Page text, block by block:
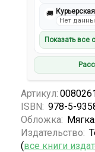
🚚
Нет
Показать все
Артикул:
ISBN: 978-5-
Обложка:
Издательство:
(все книги